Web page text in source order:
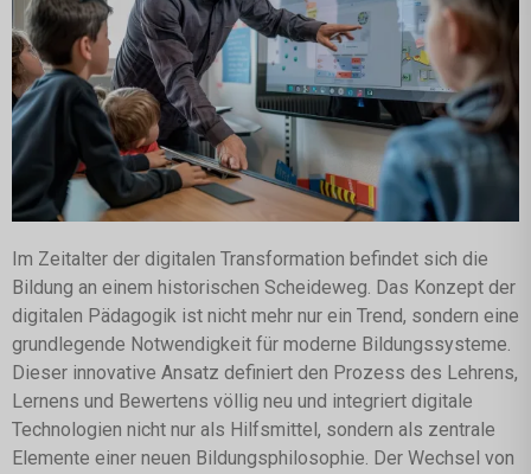
Im Zeitalter der digitalen Transformation befindet sich die
Bildung an einem historischen Scheideweg. Das Konzept der
digitalen Pädagogik ist nicht mehr nur ein Trend, sondern eine
grundlegende Notwendigkeit für moderne Bildungssysteme.
Dieser innovative Ansatz definiert den Prozess des Lehrens,
Lernens und Bewertens völlig neu und integriert digitale
Technologien nicht nur als Hilfsmittel, sondern als zentrale
Elemente einer neuen Bildungsphilosophie. Der Wechsel von